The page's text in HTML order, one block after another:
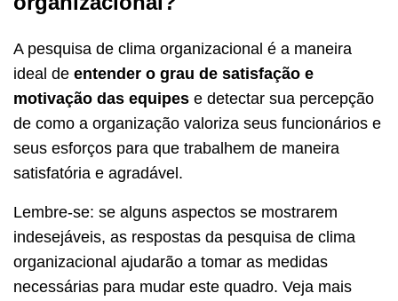
A pesquisa de clima organizacional é a maneira
ideal de entender o grau de satisfação e
motivação das equipes e detectar sua percepção
de como a organização valoriza seus funcionários e
seus esforços para que trabalhem de maneira
satisfatória e agradável.
Lembre-se: se alguns aspectos se mostrarem
indesejáveis, as respostas da pesquisa de clima
organizacional ajudarão a tomar as medidas
necessárias para mudar este quadro. Veja mais